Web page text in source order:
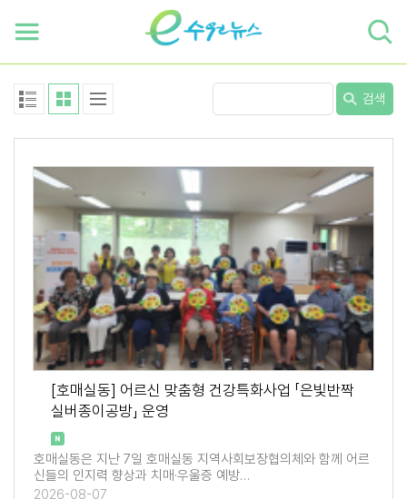
검색
[호매실동] 어르신 맞춤형 건강특화사업 「은빛반짝
실버종이공방」 운영
호매실동은 지난 7일 호매실동 지역사회보장협의체와 함께 어르
신들의 인지력 향상과 치매·우울증 예방…
2026-08-07